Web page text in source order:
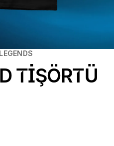
TİŞÖRTÜ